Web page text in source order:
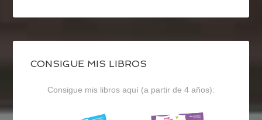
CONSIGUE MIS LIBROS
Consigue mis libros aquí (a partir de 4 años):